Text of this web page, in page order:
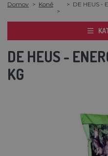
Domov Koně DE HEUS -
DE HEUS -
KG